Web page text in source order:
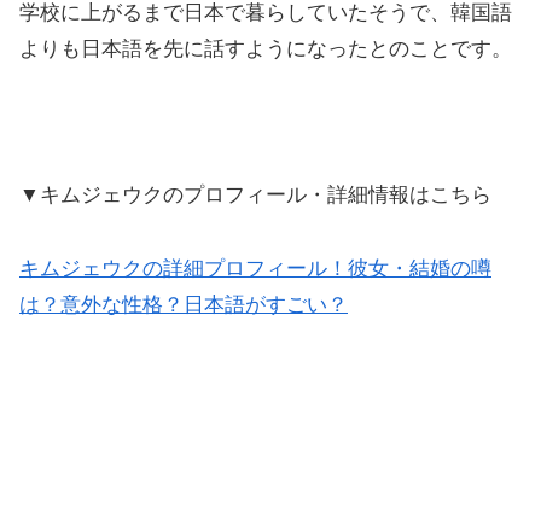
学校に上がるまで日本で暮らしていたそうで、韓国語
よりも日本語を先に話すようになったとのことです。
▼キムジェウクのプロフィール・詳細情報はこちら
キムジェウクの詳細プロフィール！彼女・結婚の噂
は？意外な性格？日本語がすごい？